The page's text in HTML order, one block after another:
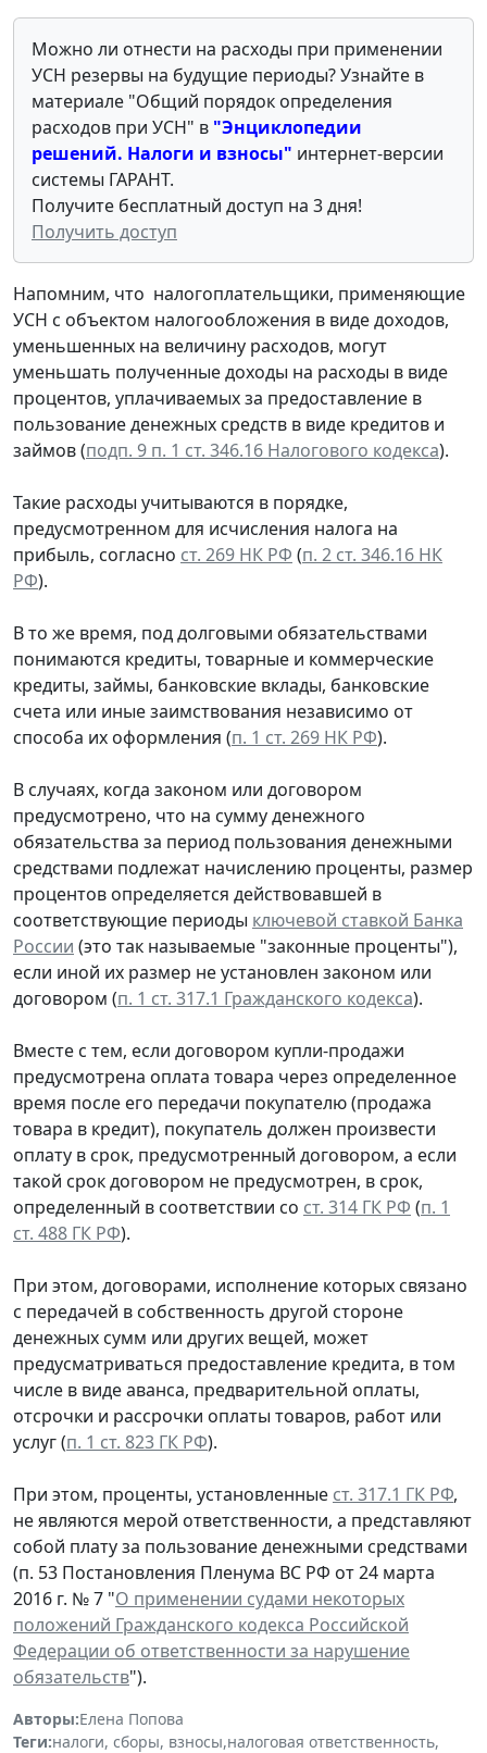
Можно ли отнести на расходы при применении
УСН резервы на будущие периоды? Узнайте в
материале "Общий порядок определения
расходов при УСН" в "Энциклопедии
решений. Налоги и взносы" интернет-версии
системы ГАРАНТ.
Получите бесплатный доступ на 3 дня!
Получить доступ
Напомним, что налогоплательщики, применяющие
УСН с объектом налогообложения в виде доходов,
уменьшенных на величину расходов, могут
уменьшать полученные доходы на расходы в виде
процентов, уплачиваемых за предоставление в
пользование денежных средств в виде кредитов и
займов (подп. 9 п. 1 ст. 346.16 Налогового кодекса).
Такие расходы учитываются в порядке,
предусмотренном для исчисления налога на
прибыль, согласно ст. 269 НК РФ (п. 2 ст. 346.16 НК
РФ).
В то же время, под долговыми обязательствами
понимаются кредиты, товарные и коммерческие
кредиты, займы, банковские вклады, банковские
счета или иные заимствования независимо от
способа их оформления (п. 1 ст. 269 НК РФ).
В случаях, когда законом или договором
предусмотрено, что на сумму денежного
обязательства за период пользования денежными
средствами подлежат начислению проценты, размер
процентов определяется действовавшей в
соответствующие периоды ключевой ставкой Банка
России (это так называемые "законные проценты"),
если иной их размер не установлен законом или
договором (п. 1 ст. 317.1 Гражданского кодекса).
Вместе с тем, если договором купли-продажи
предусмотрена оплата товара через определенное
время после его передачи покупателю (продажа
товара в кредит), покупатель должен произвести
оплату в срок, предусмотренный договором, а если
такой срок договором не предусмотрен, в срок,
определенный в соответствии со ст. 314 ГК РФ (п. 1
ст. 488 ГК РФ).
При этом, договорами, исполнение которых связано
с передачей в собственность другой стороне
денежных сумм или других вещей, может
предусматриваться предоставление кредита, в том
числе в виде аванса, предварительной оплаты,
отсрочки и рассрочки оплаты товаров, работ или
услуг (п. 1 ст. 823 ГК РФ).
При этом, проценты, установленные ст. 317.1 ГК РФ,
не являются мерой ответственности, а представляют
собой плату за пользование денежными средствами
(п. 53 Постановления Пленума ВС РФ от 24 марта
2016 г. № 7 "О применении судами некоторых
положений Гражданского кодекса Российской
Федерации об ответственности за нарушение
обязательств").
Авторы:Елена Попова
Теги:налоги, сборы, взносы,налоговая ответственность,